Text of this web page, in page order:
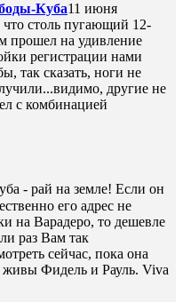
Куба11 июня
столь пугающий 12-
прошел на удивление
регистрации нами
так сказать, ноги не
другие не
с комбинацией
- рай на земле! Если он
его адрес не
на Варадеро, то дешевле
раз Вам так
сейчас, пока она
Фидель и Рауль. Viva